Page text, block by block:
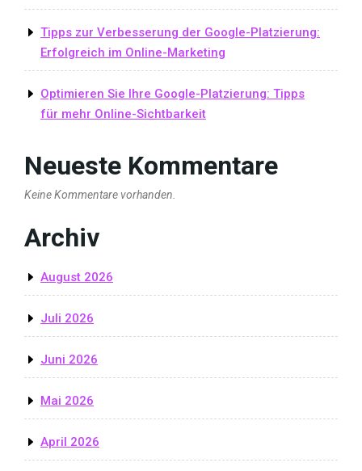
Tipps zur Verbesserung der Google-Platzierung:
Erfolgreich im Online-Marketing
Optimieren Sie Ihre Google-Platzierung: Tipps
für mehr Online-Sichtbarkeit
Neueste Kommentare
Keine Kommentare vorhanden.
Archiv
August 2026
Juli 2026
Juni 2026
Mai 2026
April 2026